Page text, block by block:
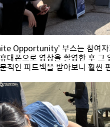
Opportunity’ 부스는 참여자
대폰으로 영상을 촬영한 후 그
적인 피드백을 받아보니 훨씬